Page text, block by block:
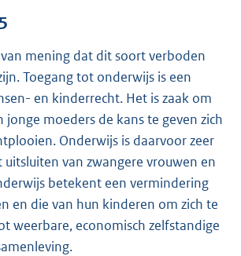
mening dat dit soort verboden
Toegang tot onderwijs is een
en kinderrecht. Het is zaak om
jonge moeders de kans te geven zich
Onderwijs is daarvoor zeer
uitsluiten van zwangere vrouwen en
betekent een vermindering
en die van hun kinderen om zich te
weerbare, economisch zelfstandige